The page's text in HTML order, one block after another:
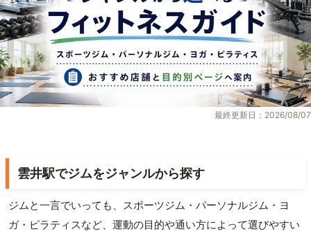
最終更新日：2026/08/07
雲井駅でジムをジャンルから探す
ジムと一言でいっても、スポーツジム・パーソナルジム・ヨ
ガ・ピラティスなど、運動の目的や通い方によって選びやすい